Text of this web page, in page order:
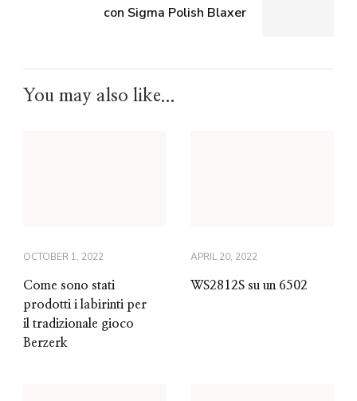
con Sigma Polish Blaxer
You may also like...
OCTOBER 1, 2022
Come sono stati
prodotti i labirinti per
il tradizionale gioco
Berzerk
APRIL 20, 2022
WS2812S su un 6502